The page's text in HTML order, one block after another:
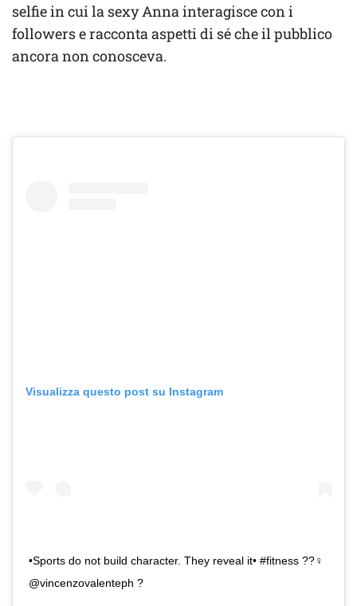
selfie in cui la sexy Anna interagisce con i
followers e racconta aspetti di sé che il pubblico
ancora non conosceva.
Visualizza questo post su Instagram
•Sports do not build character. They reveal it• #fitness ??‍♀️
@vincenzovalenteph ?